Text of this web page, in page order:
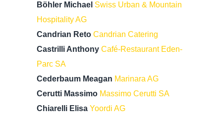
Böhler Michael Swiss Urban & Mountain
Hospitality AG
Candrian Reto Candrian Catering
Castrilli Anthony Café-Restaurant Eden-
Parc SA
Cederbaum Meagan Marinara AG
Cerutti Massimo Massimo Cerutti SA
Chiarelli Elisa Yoordi AG